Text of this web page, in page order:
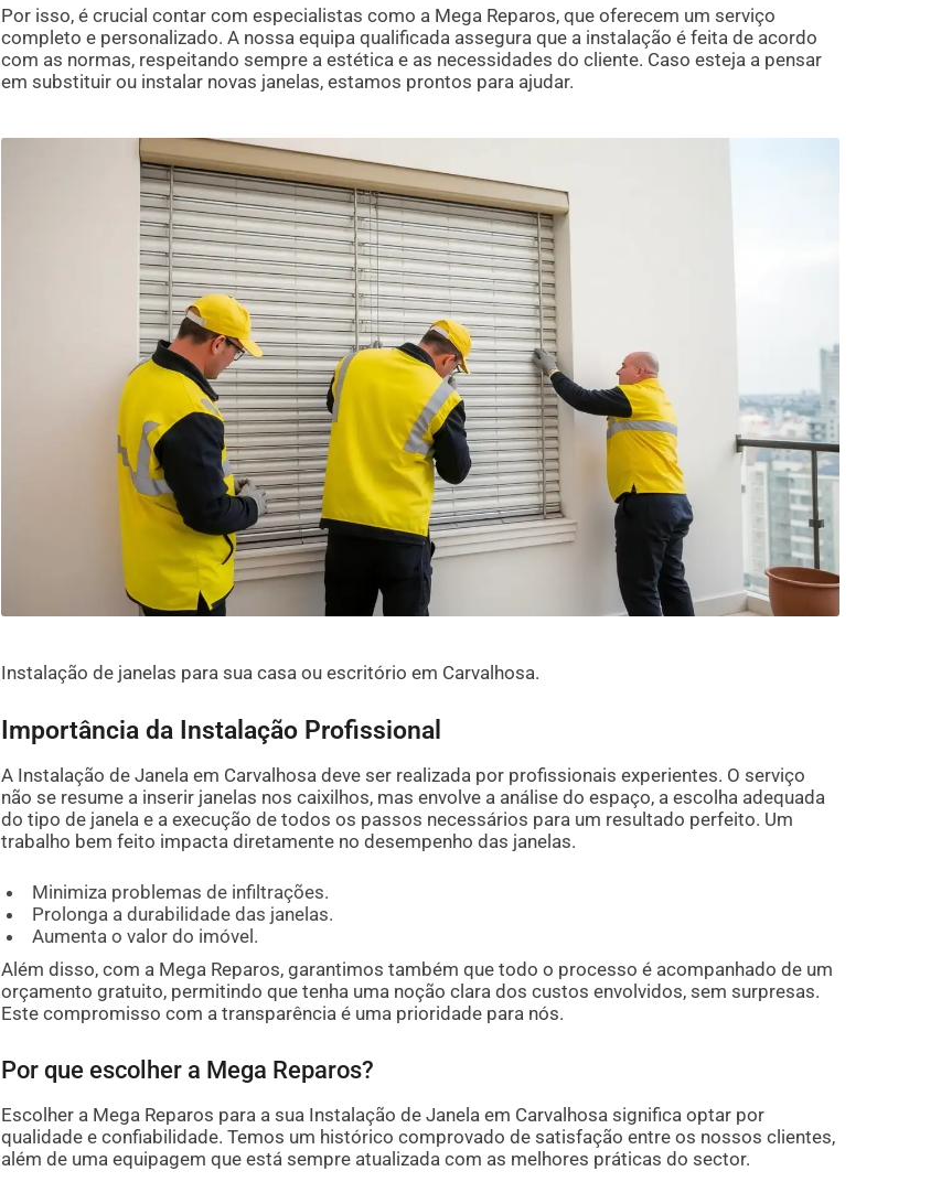
Por isso, é crucial contar com especialistas como a Mega Reparos, que oferecem um serviço
completo e personalizado. A nossa equipa qualificada assegura que a instalação é feita de acordo
com as normas, respeitando sempre a estética e as necessidades do cliente. Caso esteja a pensar
em substituir ou instalar novas janelas, estamos prontos para ajudar.
Instalação de janelas para sua casa ou escritório em Carvalhosa.
Importância da Instalação Profissional
A Instalação de Janela em Carvalhosa deve ser realizada por profissionais experientes. O serviço
não se resume a inserir janelas nos caixilhos, mas envolve a análise do espaço, a escolha adequada
do tipo de janela e a execução de todos os passos necessários para um resultado perfeito. Um
trabalho bem feito impacta diretamente no desempenho das janelas.
Minimiza problemas de infiltrações.
Prolonga a durabilidade das janelas.
Aumenta o valor do imóvel.
Além disso, com a Mega Reparos, garantimos também que todo o processo é acompanhado de um
orçamento gratuito, permitindo que tenha uma noção clara dos custos envolvidos, sem surpresas.
Este compromisso com a transparência é uma prioridade para nós.
Por que escolher a Mega Reparos?
Escolher a Mega Reparos para a sua Instalação de Janela em Carvalhosa significa optar por
qualidade e confiabilidade. Temos um histórico comprovado de satisfação entre os nossos clientes,
além de uma equipagem que está sempre atualizada com as melhores práticas do sector.